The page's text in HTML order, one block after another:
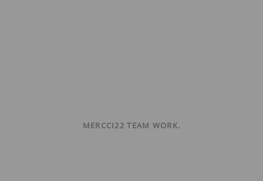
MERCCI22 TEAM WORK.